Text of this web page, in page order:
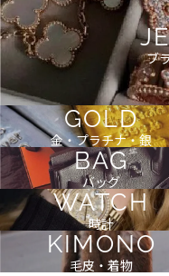
ブ
GOLD
金・プラチナ・銀
BAG
バッグ
WATCH
時計
KIMONO
毛皮・着物